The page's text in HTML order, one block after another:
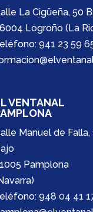
La Cigüeña, 50
Logroño (La
941 23 59
VENTANAL
Manuel de Falla,
Pamplona
948 04 41